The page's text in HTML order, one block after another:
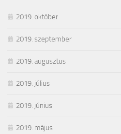
2019. október
2019. szeptember
2019. augusztus
2019. július
2019. június
2019. május